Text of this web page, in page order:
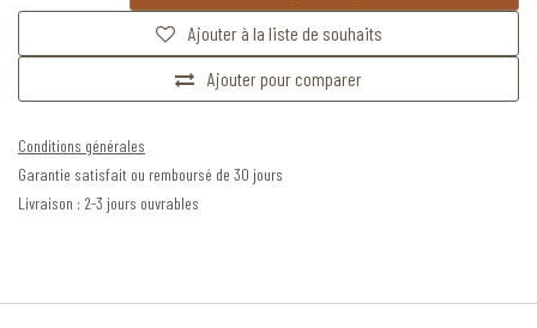
Ajouter pour comparer
Ajouter à la liste de souhaits
Conditions générales
Garantie satisfait ou remboursé de 30 jours
Livraison : 2-3 jours ouvrables